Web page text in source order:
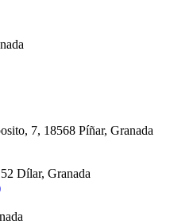
7, 18568 Píñar, Granada
Dílar, Granada